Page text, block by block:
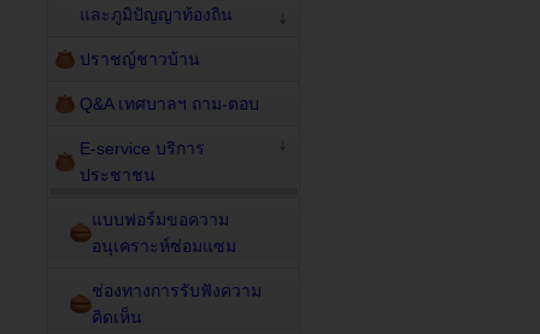
และภูมิปัญญาท้องถิน
ปราชญ์ชาวบ้าน
Q&A เทศบาลฯ ถาม-ตอบ
E-service บริการ
ประชาชน
แบบฟอร์มขอความ
อนุเคราะห์ซ่อมแซม
ช่องทางการรับฟังความ
คิดเห็น